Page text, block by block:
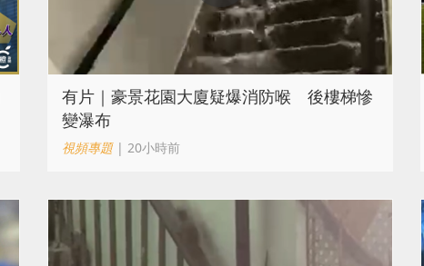
有片｜豪景花園大廈疑爆消防喉 後樓梯慘
變瀑布
視頻專題| 20小時前